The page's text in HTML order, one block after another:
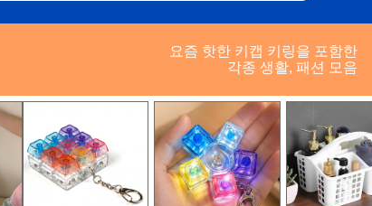
요즘 핫한 키캡 키링을 포함한
각종 생활, 패션 모음